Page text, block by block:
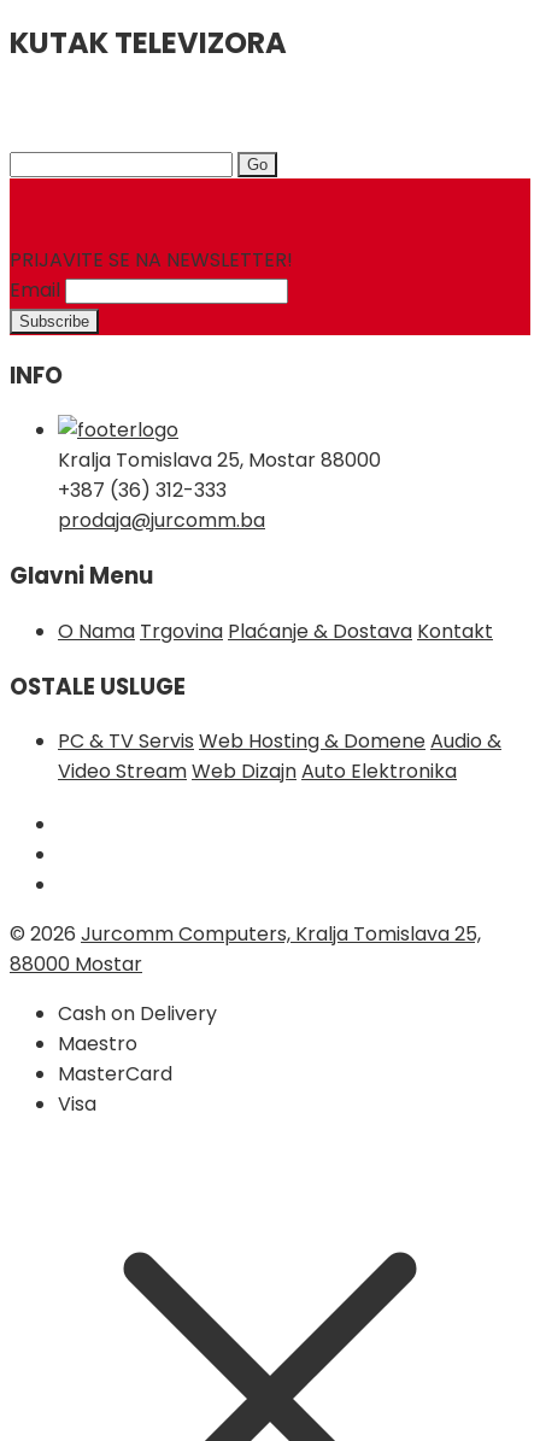
KUTAK TELEVIZORA
Search
PRIJAVITE SE NA NEWSLETTER!
Email
INFO
Kralja Tomislava 25, Mostar 88000
+387 (36) 312-333
prodaja@jurcomm.ba
Glavni Menu
O Nama Trgovina Plaćanje & Dostava Kontakt
OSTALE USLUGE
PC & TV Servis Web Hosting & DomeneAudio &
Video StreamWeb DizajnAuto Elektronika
© 2026 Jurcomm Computers, Kralja Tomislava 25,
88000 Mostar
Cash on Delivery
Maestro
MasterCard
Visa